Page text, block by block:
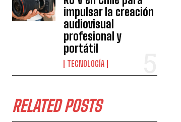
impulsar la creación
audiovisual
profesional y
portátil
TECNOLOGÍA
RELATED POSTS